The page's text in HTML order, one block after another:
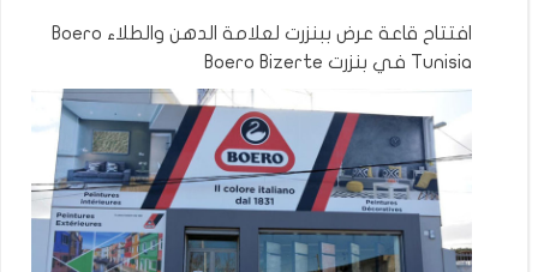
افتتاح قاعة عرض ببنزرت لعلامة الدهن والطلاء Boero
Tunisia في بنزرت Boero Bizerte